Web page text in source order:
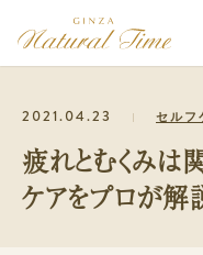
2021.04.23 セルフ
疲れとむくみ
ケアをプロが解